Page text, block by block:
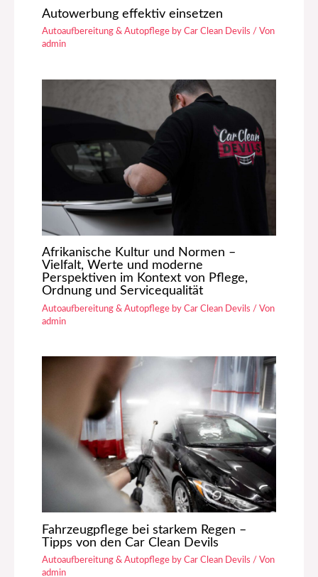
Autowerbung effektiv einsetzen
Autoaufbereitung & Autopflege by Car Clean Devils / Von
admin
Afrikanische Kultur und Normen –
Vielfalt, Werte und moderne
Perspektiven im Kontext von Pflege,
Ordnung und Servicequalität
Autoaufbereitung & Autopflege by Car Clean Devils / Von
admin
Fahrzeugpflege bei starkem Regen –
Tipps von den Car Clean Devils
Autoaufbereitung & Autopflege by Car Clean Devils / Von
admin